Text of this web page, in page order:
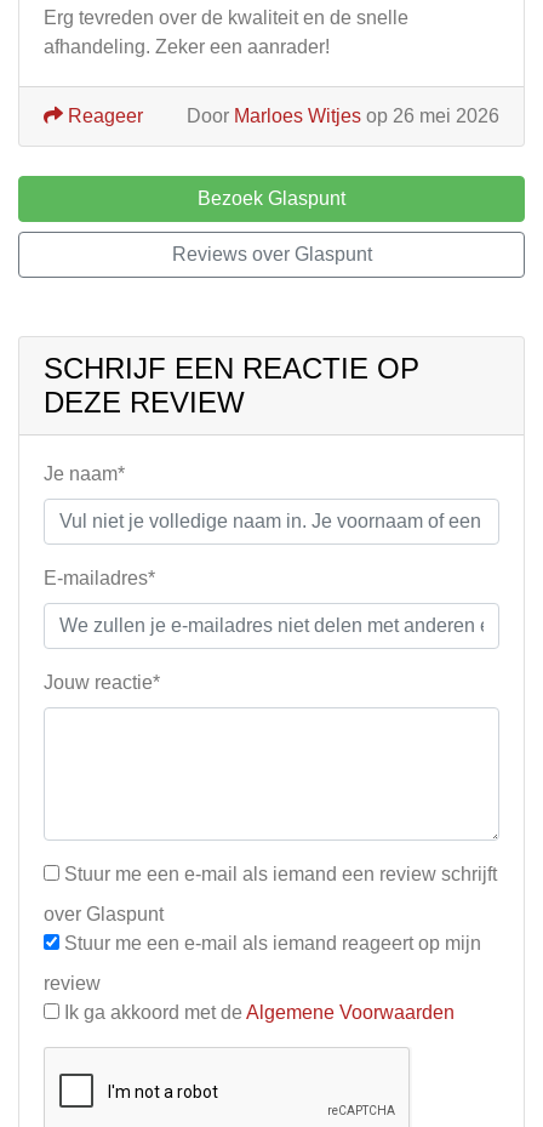
Erg tevreden over de kwaliteit en de snelle
afhandeling. Zeker een aanrader!
Door Marloes Witjes op 26 mei 2026
Reageer
Bezoek Glaspunt
Reviews over Glaspunt
SCHRIJF EEN REACTIE OP
DEZE REVIEW
Je naam*
E-mailadres*
Jouw reactie*
Stuur me een e-mail als iemand een review schrijft
over Glaspunt
Stuur me een e-mail als iemand reageert op mijn
review
Ik ga akkoord met de Algemene Voorwaarden